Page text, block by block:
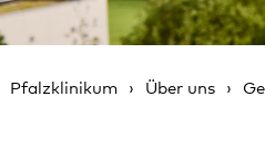
Pfalzklinikum Über uns